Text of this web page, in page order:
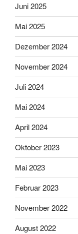
Juni 2025
Mai 2025
Dezember 2024
November 2024
Juli 2024
Mai 2024
April 2024
Oktober 2023
Mai 2023
Februar 2023
November 2022
August 2022